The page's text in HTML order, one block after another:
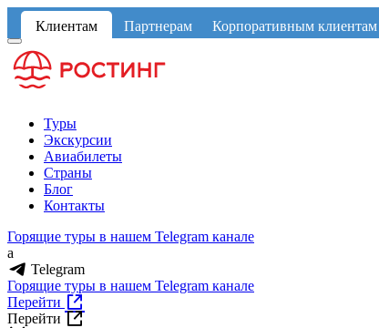
Клиентам Партнерам Корпоративным клиентам
Туры
Экскурсии
Авиабилеты
Страны
Блог
Контакты
Горящие туры в нашем Telegram канале
a
Telegram
Горящие туры в нашем Telegram канале
Перейти
Перейти